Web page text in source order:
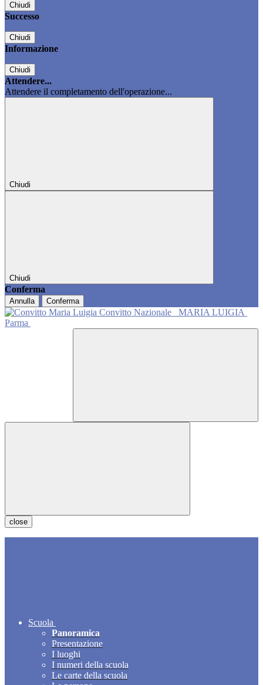
Chiudi
Successo
Chiudi
Informazione
Chiudi
Attendere...
Attendere il completamento dell'operazione...
Chiudi
Chiudi
Conferma
Annulla Conferma
Convitto Nazionale
MARIA LUIGIA
Parma
close
Scuola
Panoramica
Presentazione
I luoghi
I numeri della scuola
Le carte della scuola